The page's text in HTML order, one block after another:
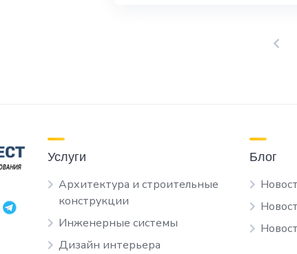
Услуги
Архитектура и строительные
конструкции
Инженерные системы
Дизайн интерьера
Блог